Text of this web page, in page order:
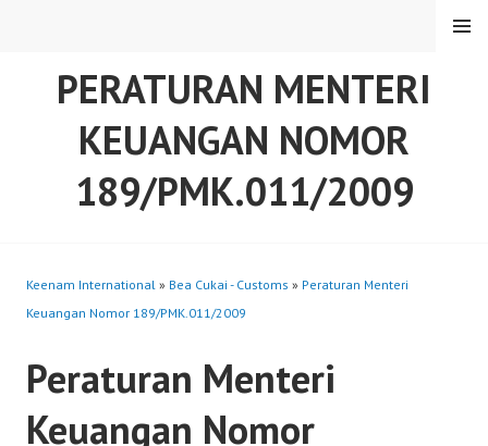
PERATURAN MENTERI
KEUANGAN NOMOR
189/PMK.011/2009
MENU
Keenam International » Bea Cukai - Customs » Peraturan Menteri
Keuangan Nomor 189/PMK.011/2009
Peraturan Menteri
Keuangan Nomor